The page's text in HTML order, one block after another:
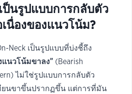
ป็นรูปแบบการกลับตัว
นื่องของแนวโน้ม?
Neck เป็นรูปแบบที่บ่งชี้ถึง
แนวโน้มขาลง” (Bearish
ไม่ใช่รูปแบบการกลับตัว
ยนขาขึ้นปรากฏขึ้น แต่การที่มัน